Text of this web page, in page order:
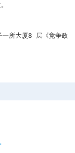
一所大厦8 层《竞争政